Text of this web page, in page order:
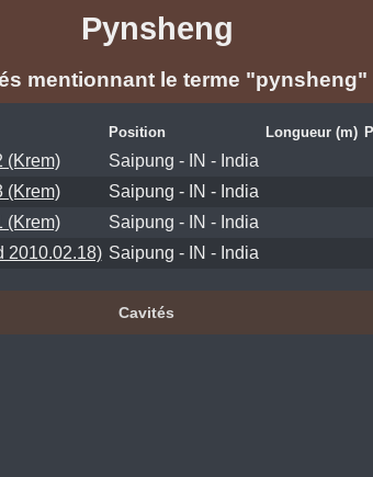
Pynsheng
mentionnant le terme "pynsheng"
Position Longueur (m)
(Krem)
Saipung - IN - India
(Krem)
Saipung - IN - India
(Krem)
Saipung - IN - India
2010.02.18) Saipung - IN - India
Cavités